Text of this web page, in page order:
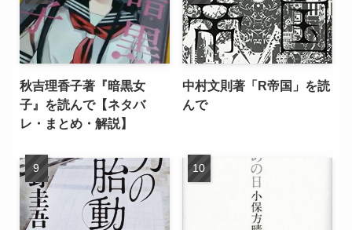
秋吉理香子著『暗黒女
子』を読んで【ネタバ
レ・まとめ・解説】
中村文則著「R帝国」を読
んで